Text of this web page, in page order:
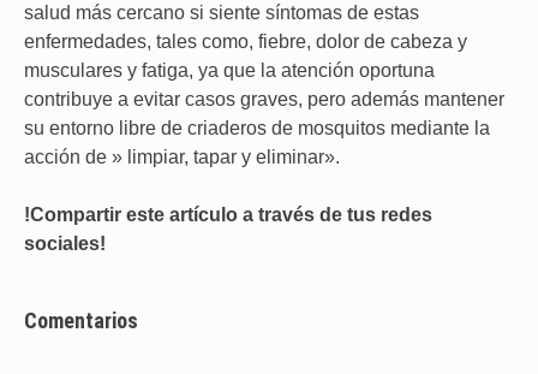
salud más cercano si siente síntomas de estas
enfermedades, tales como, fiebre, dolor de cabeza y
musculares y fatiga, ya que la atención oportuna
contribuye a evitar casos graves, pero además mantener
su entorno libre de criaderos de mosquitos mediante la
acción de » limpiar, tapar y eliminar».
!Compartir este artículo a través de tus redes
sociales!
Comentarios